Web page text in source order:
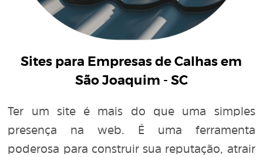
Sites para Empresas de Calhas em
São Joaquim - SC
Ter um site é mais do que uma simples
presença na web. É uma ferramenta
poderosa para construir sua reputação, atrair